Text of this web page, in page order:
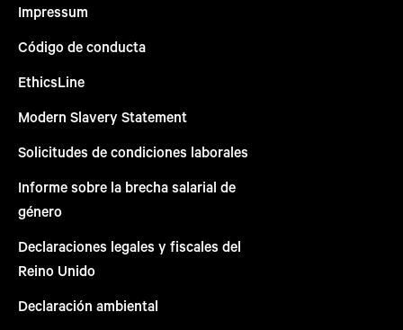
Impressum
Código de conducta
EthicsLine
Modern Slavery Statement
Solicitudes de condiciones laborales
Informe sobre la brecha salarial de
género
Declaraciones legales y fiscales del
Reino Unido
Declaración ambiental